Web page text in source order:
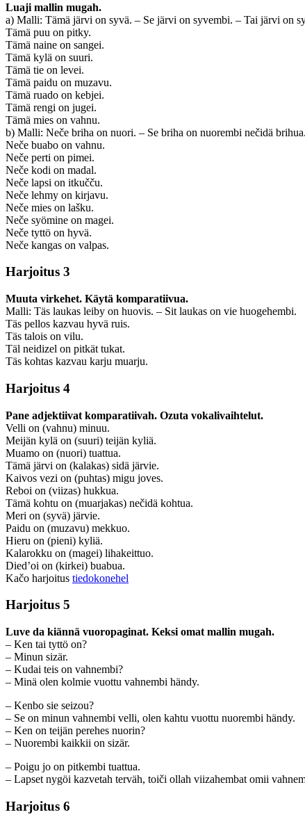
Luaji mallin mugah.
a) Malli: Tämä järvi on syvä. – Se järvi on syvembi. – Tai järvi on
Tämä puu on pitky.
Tämä naine on sangei.
Tämä kylä on suuri.
Tämä tie on levei.
Tämä paidu on muzavu.
Tämä ruado on kebjei.
Tämä rengi on jugei.
Tämä mies on vahnu.
b) Malli: Neče briha on nuori. – Se briha on nuorembi nečidä
Neče buabo on vahnu.
Neče perti on pimei.
Neče kodi on madal.
Neče lapsi on itkučču.
Neče lehmy on kirjavu.
Neče mies on lašku.
Neče syömine on magei.
Neče tyttö on hyvä.
Neče kangas on valpas.
Harjoitus 3
Muuta virkehet. Käytä komparatiivua.
Malli: Täs laukas leiby on huovis. – Sit laukas on vie huogehembi.
Täs pellos kazvau hyvä ruis.
Täs talois on vilu.
Täl neidizel on pitkät tukat.
Täs kohtas kazvau karju muarju.
Harjoitus 4
Pane adjektiivat komparatiivah. Ozuta vokalivaihtelut.
Velli on (vahnu) minuu.
Meijän kylä on (suuri) teijän kyliä.
Muamo on (nuori) tuattua.
Tämä järvi on (kalakas) sidä järvie.
Kaivos vezi on (puhtas) migu joves.
Reboi on (viizas) hukkua.
Tämä kohtu on (muarjakas) nečidä kohtua.
Meri on (syvä) järvie.
Paidu on (muzavu) mekkuo.
Hieru on (pieni) kyliä.
Kalarokku on (magei) lihakeittuo.
Died’oi on (kirkei) buabua.
Kačo harjoitus tiedokonehel
Harjoitus 5
Luve da kiännä vuoropaginat. Keksi omat mallin mugah.
– Ken tai tyttö on?
– Minun sizär.
– Kudai teis on vahnembi?
– Minä olen kolmie vuottu vahnembi händy.
– Kenbo sie seizou?
– Se on minun vahnembi velli, olen kahtu vuottu nuorembi händy.
– Ken on teijän perehes nuorin?
– Nuorembi kaikkii on sizär.
– Poigu jo on pitkembi tuattua.
– Lapset nygöi kazvetah terväh, toiči ollah viizahembat omii
Harjoitus 6